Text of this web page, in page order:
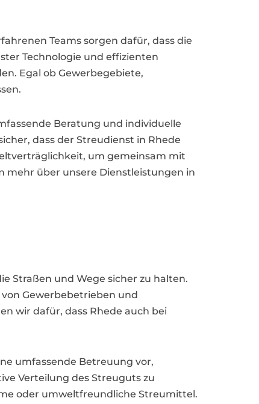
Teams sorgen dafür, dass die
Technologie und effizienten
Egal ob Gewerbegebiete,
Beratung und individuelle
dass der Streudienst in Rhede
um gemeinsam mit
mehr über unsere Dienstleistungen in
Straßen und Wege sicher zu halten.
Gewerbebetrieben und
wir dafür, dass Rhede auch bei
umfassende Betreuung vor,
Verteilung des Streuguts zu
oder umweltfreundliche Streumittel.